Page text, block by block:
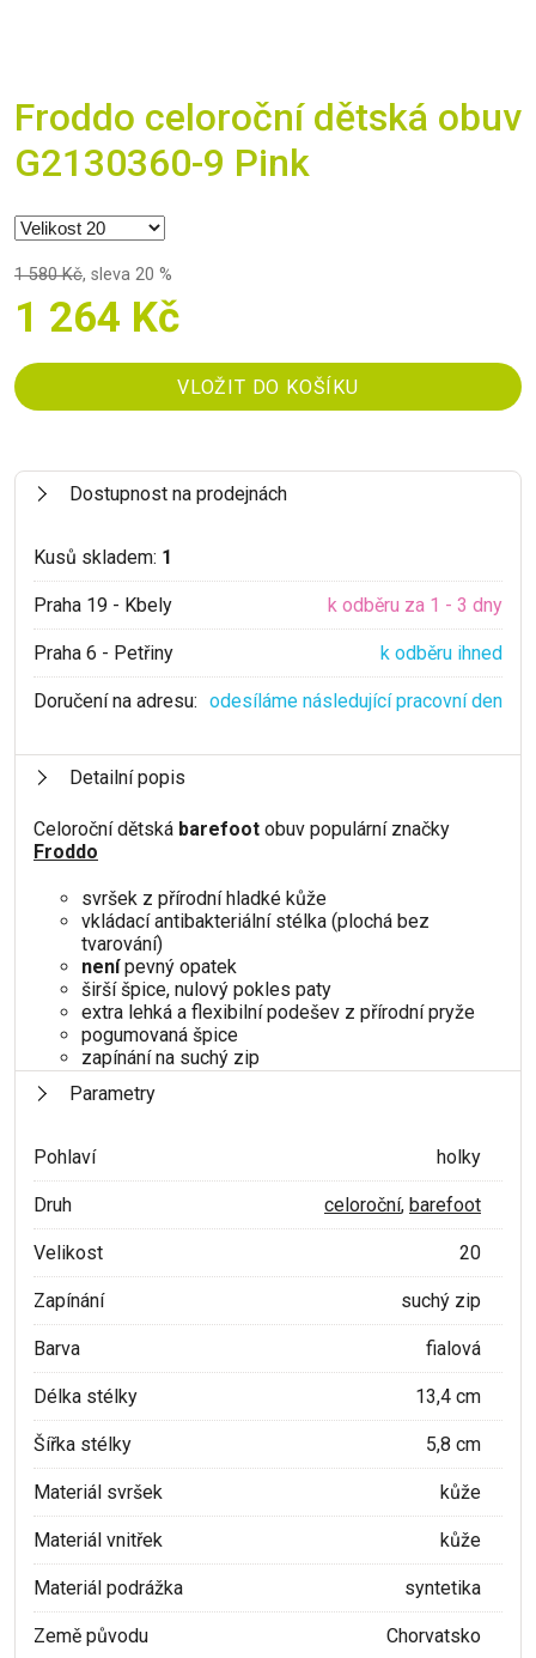
Froddo celoroční dětská obuv
G2130360-9 Pink
1 580 Kč, sleva 20 %
1 264 Kč
Dostupnost na prodejnách
Kusů skladem: 1
Praha 19 - Kbely k odběru za 1 - 3 dny
Praha 6 - Petřiny k odběru ihned
Doručení na adresu: odesíláme následující pracovní den
Detailní popis
Celoroční dětská barefoot obuv populární značky
Froddo
svršek z přírodní hladké kůže
vkládací antibakteriální stélka (plochá bez
tvarování)
nenípevný opatek
širší špice, nulový pokles paty
extra lehká a flexibilní podešev z přírodní pryže
pogumovaná špice
zapínání na suchý zip
Parametry
Pohlaví holky
Druh celoroční, barefoot
Velikost 20
Zapínání suchý zip
Barva fialová
Délka stélky 13,4 cm
Šířka stélky 5,8 cm
Materiál svršek kůže
Materiál vnitřek kůže
Materiál podrážka syntetika
Země původu Chorvatsko